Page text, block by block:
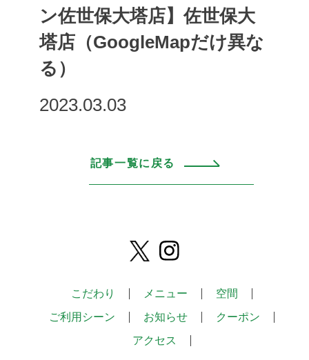
ン佐世保大塔店】佐世保大
塔店（GoogleMapだけ異な
る）
2023.03.03
記事一覧に戻る
こだわり メニュー
空間
ご利用シーン
お知らせ
クーポン
アクセス